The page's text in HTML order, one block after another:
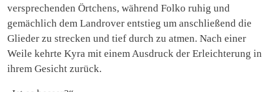
versprechenden Örtchens, während Folko ruhig und
gemächlich dem Landrover entstieg um anschließend die
Glieder zu strecken und tief durch zu atmen. Nach einer
Weile kehrte Kyra mit einem Ausdruck der Erleichterung in
ihrem Gesicht zurück.